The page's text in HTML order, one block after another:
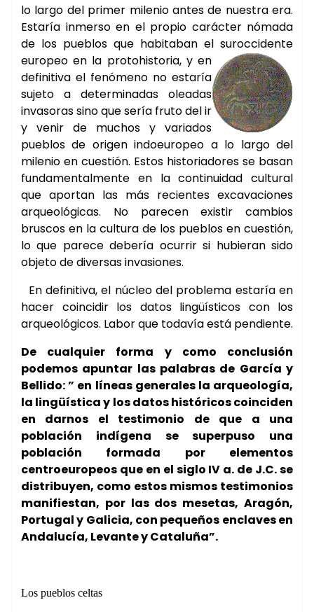
lo largo del primer milenio antes de nuestra era.
Estaría inmerso en el propio carácter nómada
de los pueblos que habitaban el suroccidente
europeo en la protohistoria, y en
definitiva el fenómeno no estaría
sujeto a determinadas oleadas
invasoras sino que sería fruto del ir
y venir de muchos y variados
pueblos de origen indoeuropeo a lo largo del
milenio en cuestión. Estos historiadores se basan
fundamentalmente en la continuidad cultural
que aportan las más recientes excavaciones
arqueológicas. No parecen existir cambios
bruscos en la cultura de los pueblos en cuestión,
lo que parece debería ocurrir si hubieran sido
objeto de diversas invasiones.
En definitiva, el núcleo del problema estaría en
hacer coincidir los datos lingüísticos con los
arqueológicos. Labor que todavía está pendiente.
De cualquier forma y como conclusión
podemos apuntar las palabras de García y
Bellido: ” en líneas generales la arqueología,
la lingüística y los datos históricos coinciden
en darnos el testimonio de que a una
población indígena se superpuso una
población formada por elementos
centroeuropeos que en el siglo IV a. de J.C. se
distribuyen, como estos mismos testimonios
manifiestan, por las dos mesetas, Aragón,
Portugal y Galicia, con pequeños enclaves en
Andalucía, Levante y Cataluña”.
Los pueblos celtas